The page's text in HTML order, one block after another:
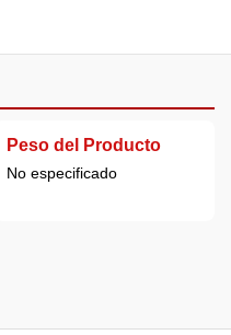
Peso del Producto
No especificado